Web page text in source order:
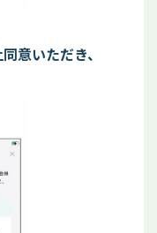
意いただき、